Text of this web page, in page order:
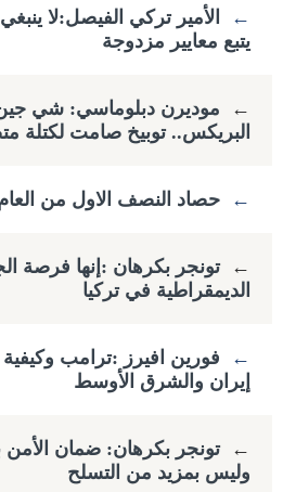
←
الأمير تركي الفيصل:لا
يتبع معايير مزدوجة
←
موديرن دبلوماسي: شي
البريكس.. توبيخ صامت لكتلة
← حصاد النصف الاول من
← تونجر بكرهان :إنها فرصة
الديمقراطية في تركيا
←
فورين افيرز :ترامب وكيفية
إيران والشرق الأوسط
← تونجر بكرهان: ضمان الأمن
وليس بمزيد من التسلح